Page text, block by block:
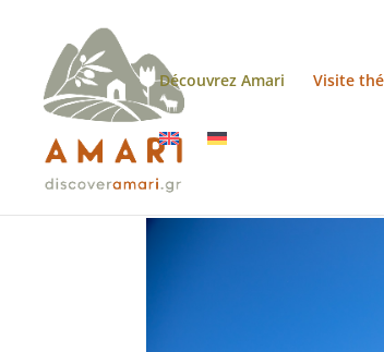
Découvrez Amari Visite